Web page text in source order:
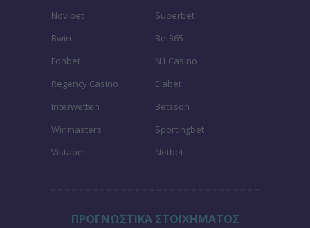
Novibet
Superbet
Bwin
Bet365
Fonbet
N1 Casino
Regency Casino
Elabet
Interwetten
Betsson
Winmasters
Sportingbet
Vistabet
Netbet
ΠΡΟΓΝΩΣΤΙΚΑ ΣΤΟΙΧΗΜΑΤΟΣ